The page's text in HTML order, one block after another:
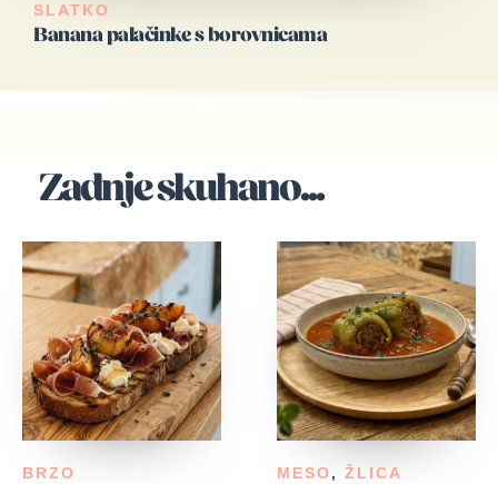
SLATKO
Banana palačinke s borovnicama
Zadnje skuhano...
BRZO MESO, ŽLICA